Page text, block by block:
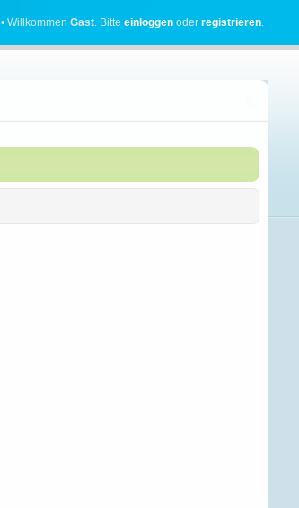
• WillkommenGast. Bitteeinloggen oderregistrieren.